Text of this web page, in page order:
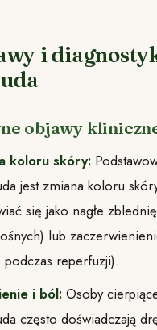
i
objawy
koloru skóry:
jest zmiana koloru
się jako nagłe
lub
podczas reperfuzji).
i ból: Osoby
często doświadczają